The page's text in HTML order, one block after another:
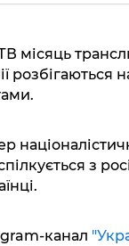
місяць
розбігаються
з
канал